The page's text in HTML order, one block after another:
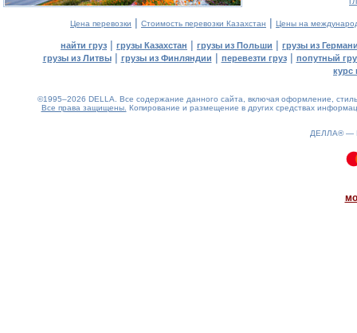
Цена перевозки | Стоимость перевозки Казахстан | Цены на
найти груз | грузы Казахстан | грузы из Польши | грузы из
грузы из Литвы| грузы из Финляндии | перевезти груз| попутный
курс
©1995–2026 DELLA. Все содержание данного сайта, включая оформление,
Все права защищены. Копирование и размещение в других средствах
ДЕЛЛА® —